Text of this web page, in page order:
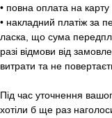
• повна оплата на карту
• накладний платіж за
ласка, що сума
разі відмови від
витрати та не
Під час уточнення
хотіли б ще раз